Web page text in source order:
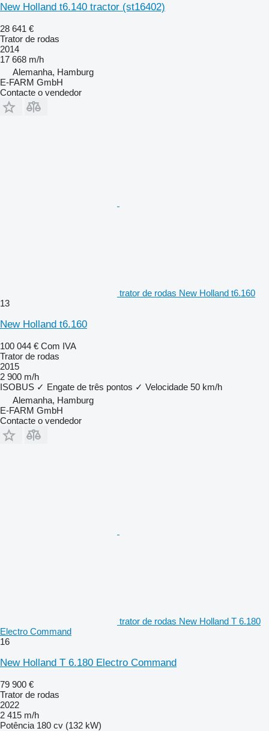
New Holland t6.140 tractor (st16402)
28 641 €
Trator de rodas
2014
17 668 m/h
Alemanha, Hamburg
E-FARM GmbH
Contacte o vendedor
trator de rodas New Holland t6.160
13
New Holland t6.160
100 044 € Com IVA
Trator de rodas
2015
2 900 m/h
ISOBUS ✓ Engate de três pontos ✓ Velocidade 50 km/h
Alemanha, Hamburg
E-FARM GmbH
Contacte o vendedor
trator de rodas New Holland T 6.180
Electro Command
16
New Holland T 6.180 Electro Command
79 900 €
Trator de rodas
2022
2 415 m/h
Potência 180 cv (132 kW)